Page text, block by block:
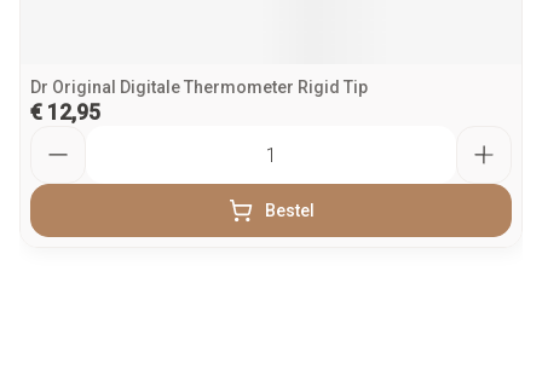
Dr Original Digitale Thermometer Rigid Tip
€ 12,95
Bestel